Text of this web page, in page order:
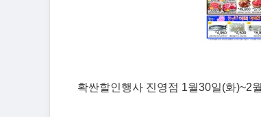
확싼할인행사 진영점 1월30일(화)~2